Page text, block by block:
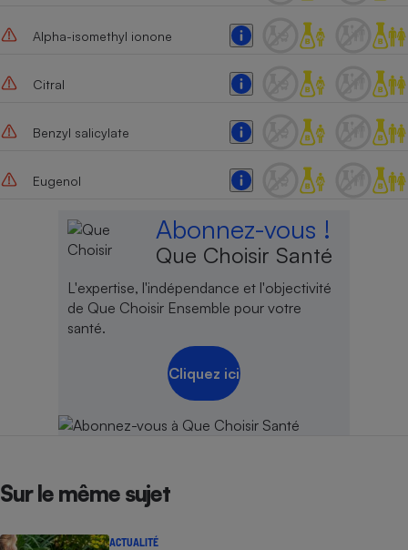
Alpha-isomethyl ionone
Citral
Benzyl salicylate
Eugenol
Abonnez-vous !
Que Choisir Santé
L'expertise, l'indépendance et l'objectivité
de Que Choisir Ensemble pour votre
santé.
Cliquez ici
Sur le même sujet
ACTUALITÉ